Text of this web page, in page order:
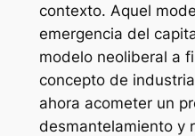
contexto. Aquel
emergencia del
modelo neoliberal a
concepto de
ahora acometer un
desmantelamiento y